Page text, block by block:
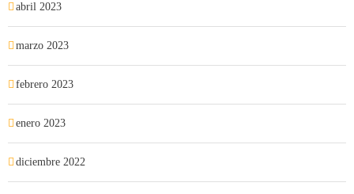
abril 2023
marzo 2023
febrero 2023
enero 2023
diciembre 2022